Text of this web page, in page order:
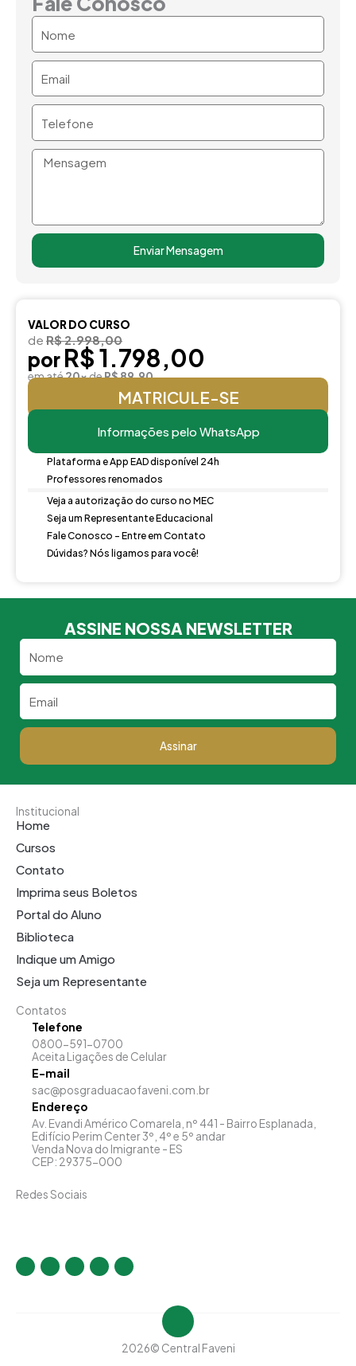
Mensagem
Enviar Mensagem
VALOR DO CURSO
de R$ 2.998,00
por R$ 1.798,00
em até20xdeR$ 89,90
MATRICULE-SE
Informações pelo WhatsApp
Plataforma e App EAD disponível 24h
Professores renomados
Veja a autorização do curso no MEC
Seja um Representante Educacional
Fale Conosco - Entre em Contato
Dúvidas? Nós ligamos para você!
ASSINE NOSSA NEWSLETTER
Assinar
Institucional
Home
Cursos
Contato
Imprima seus Boletos
Portal do Aluno
Biblioteca
Indique um Amigo
Seja um Representante
Contatos
Telefone
0800-591-0700
Aceita Ligações de Celular
E-mail
sac@posgraduacaofaveni.com.br
Endereço
Av. Evandi Américo Comarela, nº 441 - Bairro Esplanada,
Edifício Perim Center 3º, 4º e 5º andar
Venda Nova do Imigrante - ES
CEP: 29375-000
Redes Sociais
I
s
F
c
T
w
i
Y
u
L
n
i
n
2026© Central Faveni